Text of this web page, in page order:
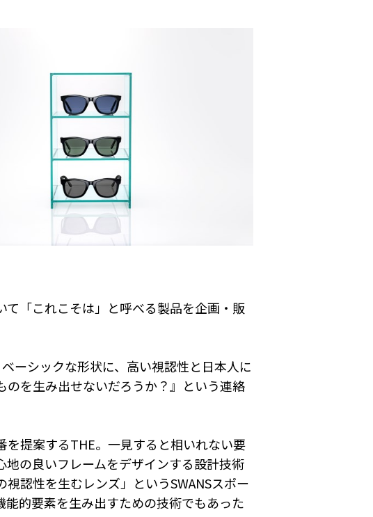
「これこそは」と呼べる製品を企画・販
ーシックな形状に、高い視認性と日本人に
を生み出せないだろうか？』という連絡
提案するTHE。一見すると相いれない要
の良いフレームをデザインする設計技術
認性を生むレンズ」というSWANSスポー
的要素を生み出すための技術でもあった